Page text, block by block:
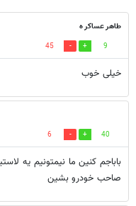
طاهر عساکر ه
9
45
خیلی خوب
40
6
صاحب خودرو بشین